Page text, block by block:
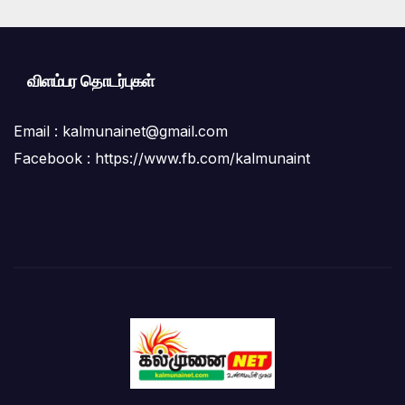
விளம்பர தொடர்புகள்
Email : kalmunainet@gmail.com
Facebook : https://www.fb.com/kalmunaint